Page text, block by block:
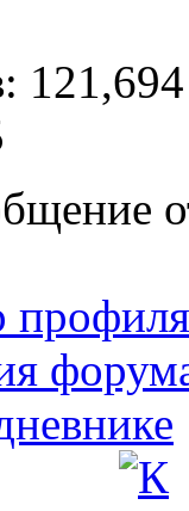
121,694
профиля